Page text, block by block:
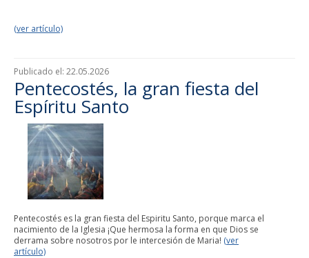
(ver artículo)
Publicado el: 22.05.2026
Pentecostés, la gran fiesta del
Espíritu Santo
Pentecostés es la gran fiesta del Espiritu Santo, porque marca el
nacimiento de la Iglesia ¡Que hermosa la forma en que Dios se
derrama sobre nosotros por le intercesión de Maria! (ver
artículo)